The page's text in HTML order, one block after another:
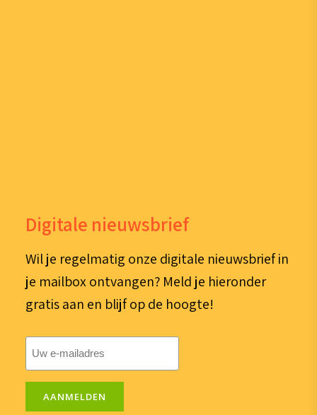
Digitale nieuwsbrief
Wil je regelmatig onze digitale nieuwsbrief in
je mailbox ontvangen? Meld je hieronder
gratis aan en blijf op de hoogte!
AANMELDEN